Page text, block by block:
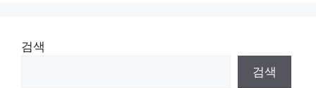
검색
검색